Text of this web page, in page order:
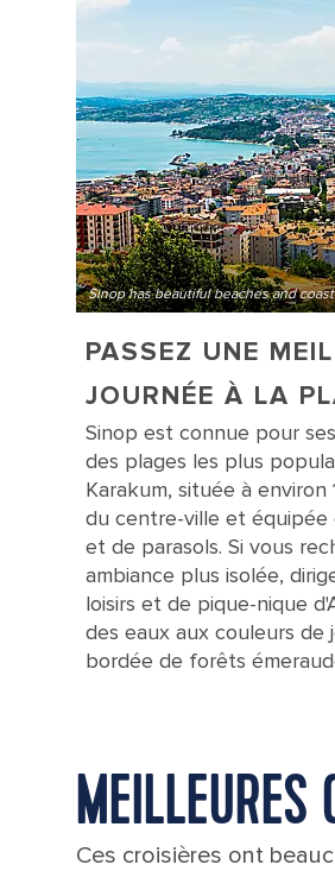
Sinop has beautiful beaches and
PASSEZ UNE
JOURNÉE À LA
Sinop est connue pour
des plages les plus
Karakum, située à
du centre-ville et équipée
et de parasols. Si vous
ambiance plus isolée,
loisirs et de pique-nique
des eaux aux couleurs
bordée de forêts
MEILLEURES
Ces croisières ont